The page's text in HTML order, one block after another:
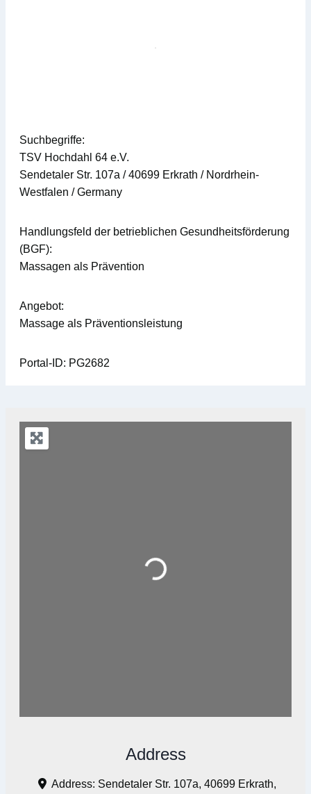
Suchbegriffe:
TSV Hochdahl 64 e.V.
Sendetaler Str. 107a / 40699 Erkrath / Nordrhein-
Westfalen / Germany
Handlungsfeld der betrieblichen Gesundheitsförderung
(BGF):
Massagen als Prävention
Angebot:
Massage als Präventionsleistung
Portal-ID: PG2682
Loading...
Address
Address: Sendetaler Str. 107a, 40699 Erkrath,